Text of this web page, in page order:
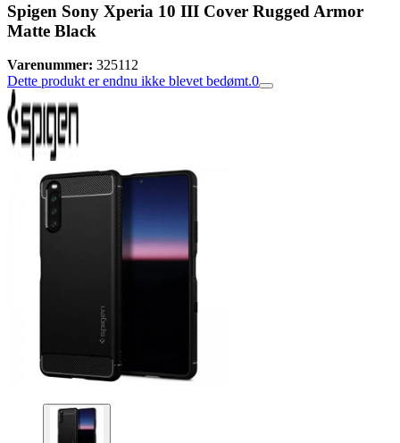
Spigen Sony Xperia 10 III Cover Rugged Armor
Matte Black
Varenummer: 325112
Dette produkt er endnu ikke blevet bedømt.0